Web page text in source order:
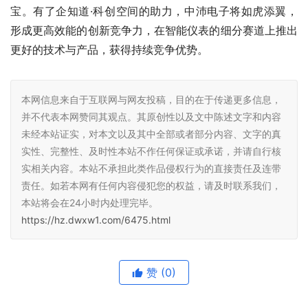
宝。有了企知道·科创空间的助力，中沛电子将如虎添翼，
形成更高效能的创新竞争力，在智能仪表的细分赛道上推出
更好的技术与产品，获得持续竞争优势。
本网信息来自于互联网与网友投稿，目的在于传递更多信息，
并不代表本网赞同其观点。其原创性以及文中陈述文字和内容
未经本站证实，对本文以及其中全部或者部分内容、文字的真
实性、完整性、及时性本站不作任何保证或承诺，并请自行核
实相关内容。本站不承担此类作品侵权行为的直接责任及连带
责任。如若本网有任何内容侵犯您的权益，请及时联系我们，
本站将会在24小时内处理完毕。
https://hz.dwxw1.com/6475.html
赞 (0)